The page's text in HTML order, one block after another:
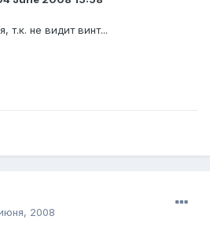
т.к. не видит винт...
2008